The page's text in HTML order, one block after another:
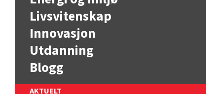
Livsvitenskap
Innovasjon
Utdanning
Blogg
AKTUELT